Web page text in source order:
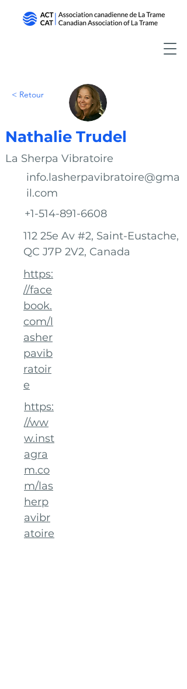
< Retour
Nathalie Trudel
La Sherpa Vibratoire
info.lasherpavibratoire@gma
il.com
+1-514-891-6608
112 25e Av #2, Saint-Eustache,
QC J7P 2V2, Canada
https:
//face
book.
com/l
asher
pavib
ratoir
e
https:
//ww
w.inst
agra
m.co
m/las
herp
avibr
atoire